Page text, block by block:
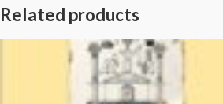
Related products